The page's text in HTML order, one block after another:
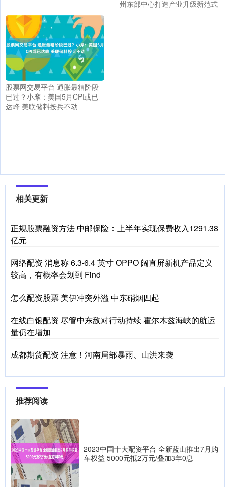
州东部中心打造产业升级新范式
股票网交易平台 通胀最糟阶段
已过？小摩：美国5月CPI或已
达峰 美联储料按兵不动
相关更新
正规股票融资方法 中邮保险：上半年实现保费收入1291.38
亿元
网络配资 消息称 6.3-6.4 英寸 OPPO 阔直屏新机产品定义
较高，有概率会划到 Find
怎么配资股票 美伊冲突外溢 中东硝烟四起
在线白银配资 尽管中东敌对行动持续 霍尔木兹海峡的航运
量仍在增加
成都期货配资 注意！河南局部暴雨、山洪来袭
推荐阅读
2023中国十大配资平台 全新蓝山推出7月购
车权益 5000元抵2万元/叠加3年0息